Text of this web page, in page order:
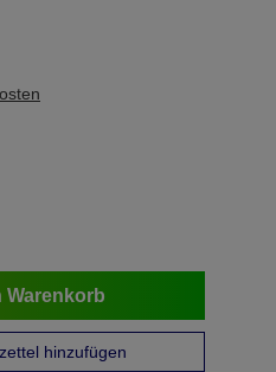
Warenkorb
hinzufügen